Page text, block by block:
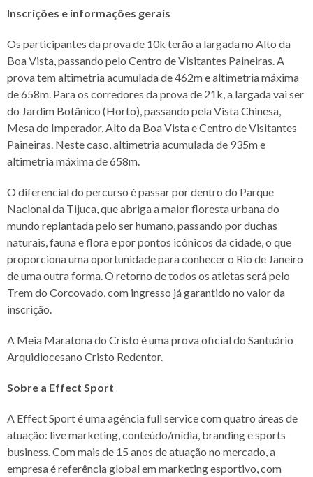
Inscrições e informações gerais
Os participantes da prova de 10k terão a largada no Alto da
Boa Vista, passando pelo Centro de Visitantes Paineiras. A
prova tem altimetria acumulada de 462m e altimetria máxima
de 658m. Para os corredores da prova de 21k, a largada vai ser
do Jardim Botânico (Horto), passando pela Vista Chinesa,
Mesa do Imperador, Alto da Boa Vista e Centro de Visitantes
Paineiras. Neste caso, altimetria acumulada de 935m e
altimetria máxima de 658m.
O diferencial do percurso é passar por dentro do Parque
Nacional da Tijuca, que abriga a maior floresta urbana do
mundo replantada pelo ser humano, passando por duchas
naturais, fauna e flora e por pontos icônicos da cidade, o que
proporciona uma oportunidade para conhecer o Rio de Janeiro
de uma outra forma. O retorno de todos os atletas será pelo
Trem do Corcovado, com ingresso já garantido no valor da
inscrição.
A Meia Maratona do Cristo é uma prova oficial do Santuário
Arquidiocesano Cristo Redentor.
Sobre a Effect Sport
A Effect Sport é uma agência full service com quatro áreas de
atuação: live marketing, conteúdo/mídia, branding e sports
business. Com mais de 15 anos de atuação no mercado, a
empresa é referência global em marketing esportivo, com